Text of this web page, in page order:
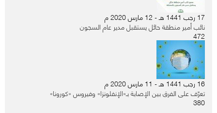
17 رجب 1441 هـ - 12 مارس 2020 م
نائب أمير منطقة حائل يستقبل مدير عام السجون
472
16 رجب 1441 هـ - 11 مارس 2020 م
تعرّف على الفرق بين الإصابة بـ«الإنفلونزا» وفيروس «كورونا»
380